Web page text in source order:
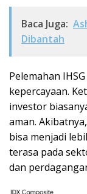
Baca Juga:
Dibantah
Pelemahan
kepercayaan.
investor
aman.
bisa menjadi
terasa pada
dan